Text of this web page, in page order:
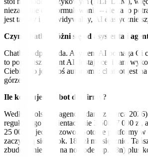
niezależnie od sformułowania – ale za to
jest tańszy i przewidywalny, AI
Czym chatbot różni się od asystenta i
Chatbot odpowiada. Asystent AI pomaga Ci
to poprosisz. Agent AI dostaje cel i sam
Ciebie. To jedna oś autonomii: chatbot jest
górze.
Ile kosztuje chatbot dla firmy?
Według polskich agencji (dane z marca
regułowego to orientacyjnie 3 500–7 000 zł,
25 000 zł jednorazowo. Gotowe platformy w
zaczynają się od ok. 185 zł miesięcznie.
zbudowanie bota na no-code (np. n8n) plus